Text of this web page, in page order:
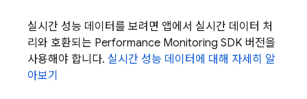
실시간 성능 데이터를 보려면 앱에서 실시간 데이터 처
리와 호환되는 Performance Monitoring SDK 버전을
사용해야 합니다. 실시간 성능 데이터에 대해 자세히 알
아보기